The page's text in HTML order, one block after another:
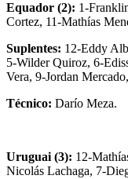
Equador (2): 1-
Cortez, 11-Mathías
Suplentes: 12-Eddy
5-Wilder Quiroz, 6-
Vera, 9-Jordan
Técnico: Darío Meza.
Uruguai (3): 12-
Nicolás Lachaga, 7-